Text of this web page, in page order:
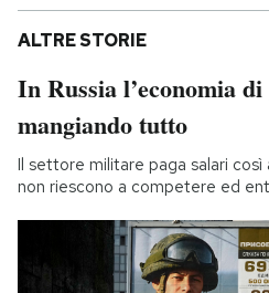
ALTRE STORIE
In Russia l’economia
mangiando tutto
Il settore militare paga salari
non riescono a competere ed